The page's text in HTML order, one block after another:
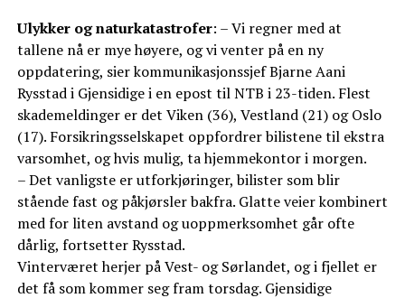
Ulykker og naturkatastrofer: – Vi regner med at
tallene nå er mye høyere, og vi venter på en ny
oppdatering, sier kommunikasjonssjef Bjarne Aani
Rysstad i Gjensidige i en epost til NTB i 23-tiden. Flest
skademeldinger er det Viken (36), Vestland (21) og Oslo
(17). Forsikringsselskapet oppfordrer bilistene til ekstra
varsomhet, og hvis mulig, ta hjemmekontor i morgen.
– Det vanligste er utforkjøringer, bilister som blir
stående fast og påkjørsler bakfra. Glatte veier kombinert
med for liten avstand og uoppmerksomhet går ofte
dårlig, fortsetter Rysstad.
Vinterværet herjer på Vest- og Sørlandet, og i fjellet er
det få som kommer seg fram torsdag. Gjensidige